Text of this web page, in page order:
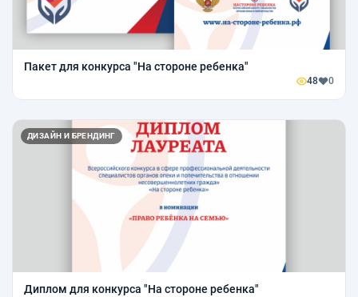
Пакет для конкурса "На стороне ребенка"
48 0
ДИЗАЙН И БРЕНДИНГ
Диплом для конкурса "На стороне ребенка"